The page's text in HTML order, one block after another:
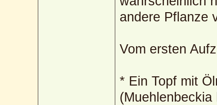
andere Pflanze
Vom ersten
* Ein Topf mit